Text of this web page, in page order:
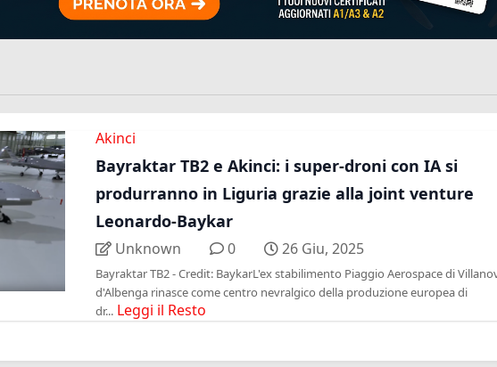
Akinci
Bayraktar TB2 e Akinci: i super-droni con IA si
produrranno in Liguria grazie alla joint venture
Leonardo-Baykar
Unknown 0 26 Giu, 2025
Bayraktar TB2 - Credit: BaykarL'ex stabilimento Piaggio Aerospace di
d'Albenga rinasce come centro nevralgico della produzione europea di
dr... Leggi il Resto